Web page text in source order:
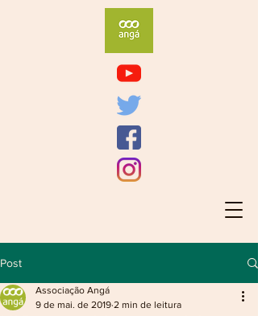
Post
Associação Angá
9 de mai. de 2019 2 min de leitura